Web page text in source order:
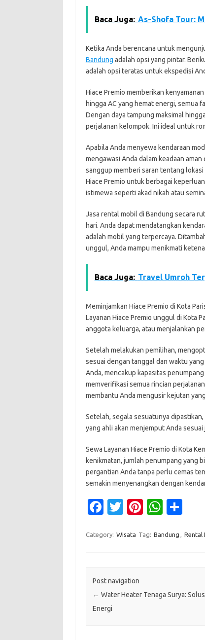
Baca Juga: As-Shofa Tour:
Ketika Anda berencana untuk
Bandung adalah opsi yang pintar.
adalah opsi teratas untuk ekspedisi
Hiace Premio memberikan
hingga AC yang hemat energi, semua
Dengan daya tampung maksimal
perjalanan kelompok. Ini ideal untuk
Apabila Anda menyewa kendaraan
mengawasi Anda dalam keadaan
sanggup memberi saran tentang
Hiace Premio untuk berbagai
istimewa seperti akad nikah atau
Jasa rental mobil di Bandung secara
hari. Anda dapat mendatangkan
adalah mobil yang terpercaya.
unggul, Anda mampu menikmati
Baca Juga: Travel Umroh
Meminjamkan Hiace Premio di Kota
Layanan Hiace Premio unggul di Kota
anggota keluarga, atau menjalankan
Setelah melakukan pemilihan,
sesuai dengan tanggal dan waktu
Anda, mencakup kapasitas
memverifikasi semua rincian
membantu Anda mengusir kejutan
Setelah, segala sesuatunya
yang ahli akan menjemput Anda
Sewa Layanan Hiace Premio di Kota
kenikmatan, jumlah penumpang yang
pergantian Anda tanpa perlu cemas
semakin menyenangkan dengan
Fa
e
o
k
T
it
Pi
er
W
at
p
ar
Category: Wisata Tag: Bandung , Rental
Post navigation
← Water Heater Tenaga Surya:
Energi